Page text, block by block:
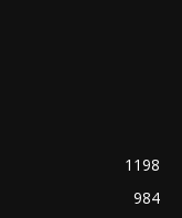
1198
984